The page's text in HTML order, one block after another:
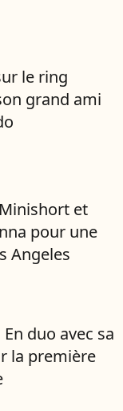
le ring
grand ami
et
pour une
Angeles
duo avec sa
la première